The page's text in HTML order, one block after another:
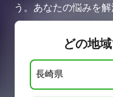
う。あなたの悩みを解
どの地